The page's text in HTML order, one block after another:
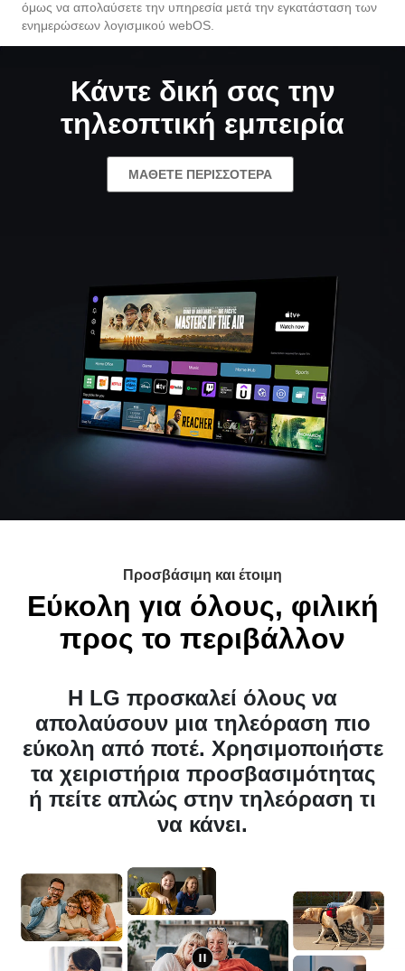
Κάντε δική σας την
τηλεοπτική εμπειρία
ΜΆΘΕΤΕ ΠΕΡΙΣΣΌΤΕΡΑ
Εύκολη για όλους, φιλική
προς το περιβάλλον
απολαύσουν μια τηλεόραση πιο
εύκολη από ποτέ. Χρησιμοποιήστε
τα χειριστήρια προσβασιμότητας
ή πείτε απλώς στην τηλεόραση τι
να κάνει.